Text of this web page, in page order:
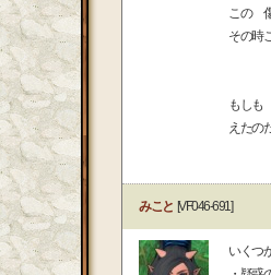
この
その時
もしも
えたの
みこと [VF046-691]
いくつ